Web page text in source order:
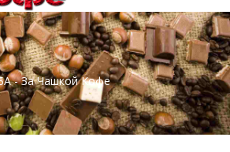
- За Чашкой Кофе